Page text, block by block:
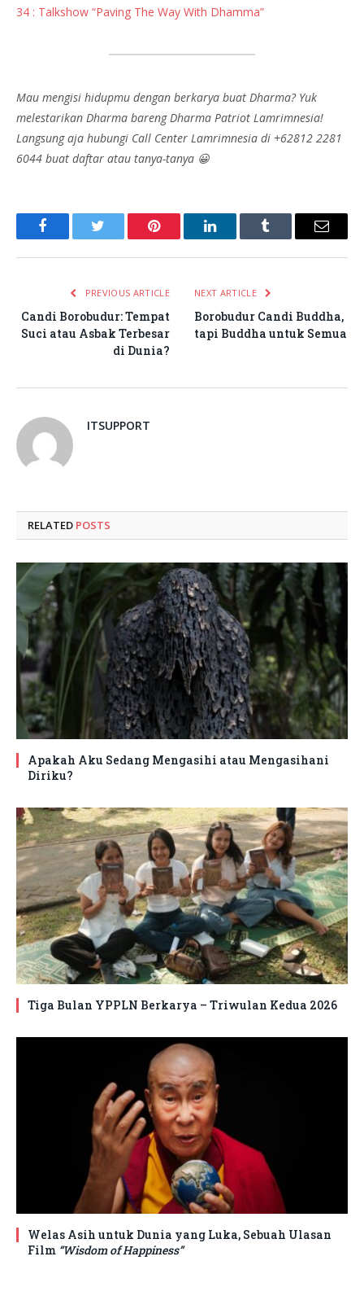
34 : Talkshow “Paving The Way With Dhamma”
Mau mengisi hidupmu dengan berkarya buat Dharma? Yuk
melestarikan Dharma bareng Dharma Patriot Lamrimnesia!
Langsung aja hubungi Call Center Lamrimnesia di +62812 2281
6044 buat daftar atau tanya-tanya 😀
FacebookTwitter Pinterest LinkedInTumblr Email
PREVIOUS ARTICLE
Candi Borobudur: Tempat
Suci atau Asbak Terbesar
di Dunia?
NEXT ARTICLE
Borobudur Candi Buddha,
tapi Buddha untuk Semua
ITSUPPORT
RELATED POSTS
Apakah Aku Sedang Mengasihi atau Mengasihani
Diriku?
Tiga Bulan YPPLN Berkarya – Triwulan Kedua 2026
Welas Asih untuk Dunia yang Luka, Sebuah Ulasan
Film “Wisdom of Happiness”